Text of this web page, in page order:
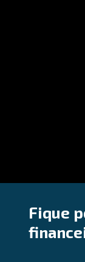
Fique